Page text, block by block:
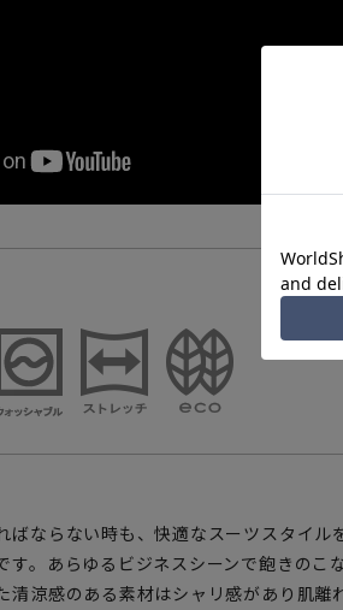
ばならない時も、快適なスーツスタイル
す。あらゆるビジネスシーンで飽きのこ
清涼感のある素材はシャリ感があり肌離